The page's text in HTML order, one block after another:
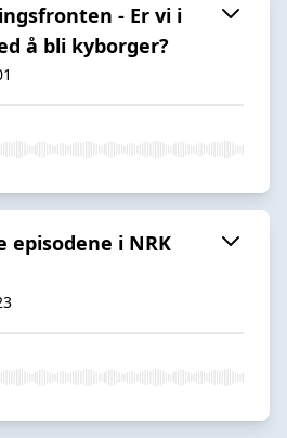
- Er vi i
å bli kyborger?
episodene i NRK